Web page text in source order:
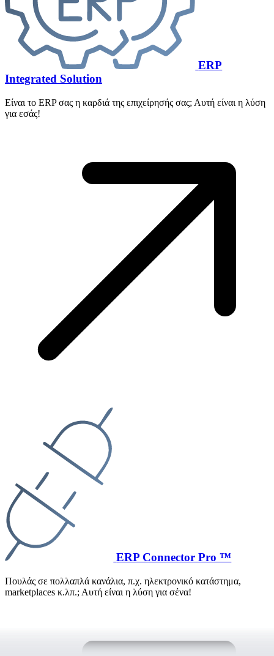
ERP
Integrated Solution
Είναι το ERP σας η καρδιά της επιχείρησής σας; Αυτή είναι η λύση
για εσάς!
ERP Connector Pro ™
Πουλάς σε πολλαπλά κανάλια, π.χ. ηλεκτρονικό κατάστημα,
marketplaces κ.λπ.; Αυτή είναι η λύση για σένα!